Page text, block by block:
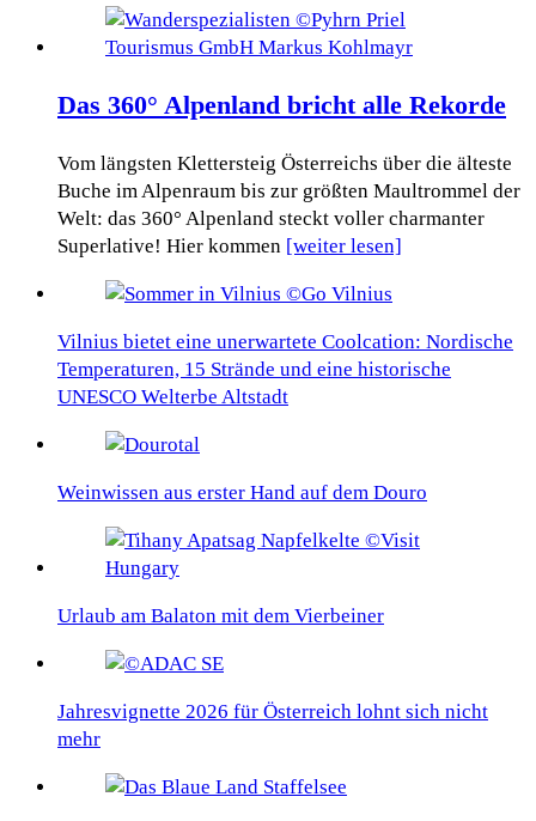
Das 360° Alpenland bricht alle Rekorde
Vom längsten Klettersteig Österreichs über die älteste
Buche im Alpenraum bis zur größten Maultrommel der
Welt: das 360° Alpenland steckt voller charmanter
Superlative! Hier kommen [weiter lesen]
Vilnius bietet eine unerwartete Coolcation: Nordische
Temperaturen, 15 Strände und eine historische
UNESCO Welterbe Altstadt
Weinwissen aus erster Hand auf dem Douro
Urlaub am Balaton mit dem Vierbeiner
Jahresvignette 2026 für Österreich lohnt sich nicht
mehr